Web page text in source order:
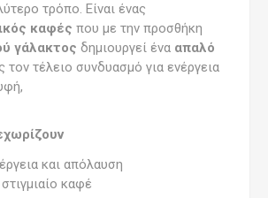
τρόπο. Είναι ένας
καφές που με την προσθήκη
γάλακτος δημιουργεί ένα απαλό
τον τέλειο συνδυασμό για ενέργεια
και απόλαυση
καφέ